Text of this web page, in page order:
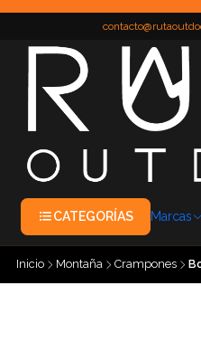
CATEGORÍAS Marcas
Inicio Montaña Crampones